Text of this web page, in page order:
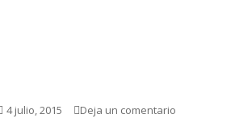
4 julio, 2015 Deja un comentario